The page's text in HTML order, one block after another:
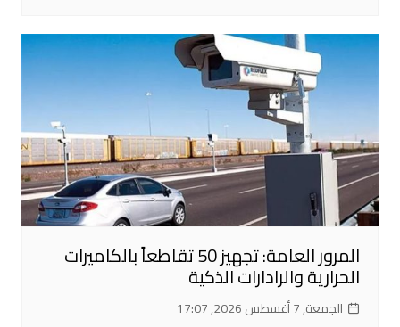
المرور العامة: تجهيز 50 تقاطعاً بالكاميرات
الحرارية والرادارات الذكية
الجمعة, 7 أغسطس 2026, 17:07